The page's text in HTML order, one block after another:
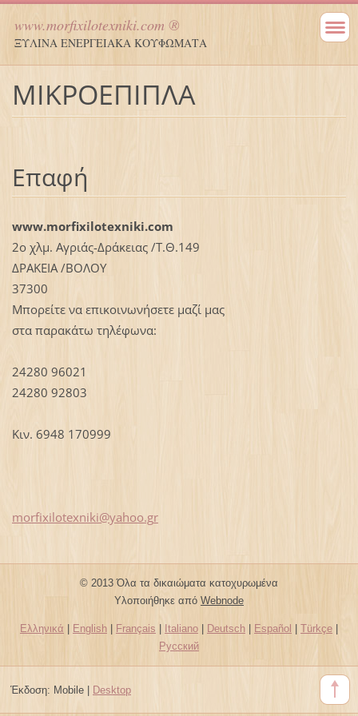
www.morfixilotexniki.com ®
ΞΥΛΙΝΑ ΕΝΕΡΓΕΙΑΚΑ ΚΟΥΦΩΜΑΤΑ
ΜΙΚΡΟΕΠΙΠΛΑ
Επαφή
www.morfixilotexniki.com
2ο χλμ. Αγριάς-Δράκειας /Τ.Θ.149
ΔΡΑΚΕΙΑ /ΒΟΛΟΥ
37300
Μπορείτε να επικοινωνήσετε μαζί μας
στα παρακάτω τηλέφωνα:
24280 96021
24280 92803
Κιν. 6948 170999
morfixilotexniki@yahoo.gr
© 2013 Όλα τα δικαιώματα κατοχυρωμένα
Υλοποιήθηκε από Webnode
Ελληνικά | English | Français | Italiano | Deutsch | Español | Türkçe |
Русский
Έκδοση: Mobile| Desktop